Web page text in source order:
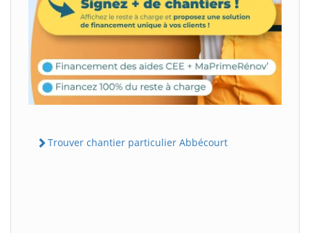
Trouver chantier particulier Abbécourt